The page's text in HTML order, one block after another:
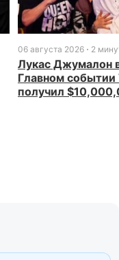
06 августа 2026 2
Лукас Джумалон
Главном
получил